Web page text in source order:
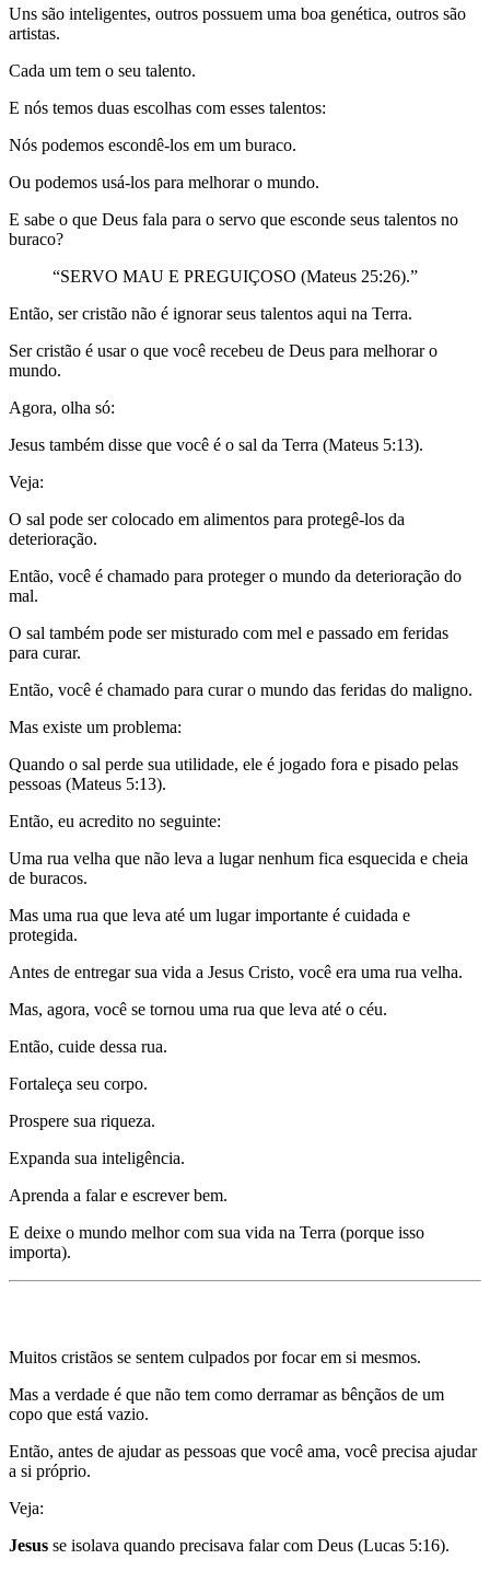
Uns são inteligentes, outros possuem uma boa genética, outros são
artistas.
Cada um tem o seu talento.
E nós temos duas escolhas com esses talentos:
Nós podemos escondê-los em um buraco.
Ou podemos usá-los para melhorar o mundo.
E sabe o que Deus fala para o servo que esconde seus talentos no
buraco?
“SERVO MAU E PREGUIÇOSO (Mateus 25:26).”
Então, ser cristão não é ignorar seus talentos aqui na Terra.
Ser cristão é usar o que você recebeu de Deus para melhorar o
mundo.
Agora, olha só:
Jesus também disse que você é o sal da Terra (Mateus 5:13).
Veja:
O sal pode ser colocado em alimentos para protegê-los da
deterioração.
Então, você é chamado para proteger o mundo da deterioração do
mal.
O sal também pode ser misturado com mel e passado em feridas
para curar.
Então, você é chamado para curar o mundo das feridas do maligno.
Mas existe um problema:
Quando o sal perde sua utilidade, ele é jogado fora e pisado pelas
pessoas (Mateus 5:13).
Então, eu acredito no seguinte:
Uma rua velha que não leva a lugar nenhum fica esquecida e cheia
de buracos.
Mas uma rua que leva até um lugar importante é cuidada e
protegida.
Antes de entregar sua vida a Jesus Cristo, você era uma rua velha.
Mas, agora, você se tornou uma rua que leva até o céu.
Então, cuide dessa rua.
Fortaleça seu corpo.
Prospere sua riqueza.
Expanda sua inteligência.
Aprenda a falar e escrever bem.
E deixe o mundo melhor com sua vida na Terra (porque isso
importa).
Muitos cristãos se sentem culpados por focar em si mesmos.
Mas a verdade é que não tem como derramar as bênçãos de um
copo que está vazio.
Então, antes de ajudar as pessoas que você ama, você precisa ajudar
a si próprio.
Veja:
Jesus se isolava quando precisava falar com Deus (Lucas 5:16).